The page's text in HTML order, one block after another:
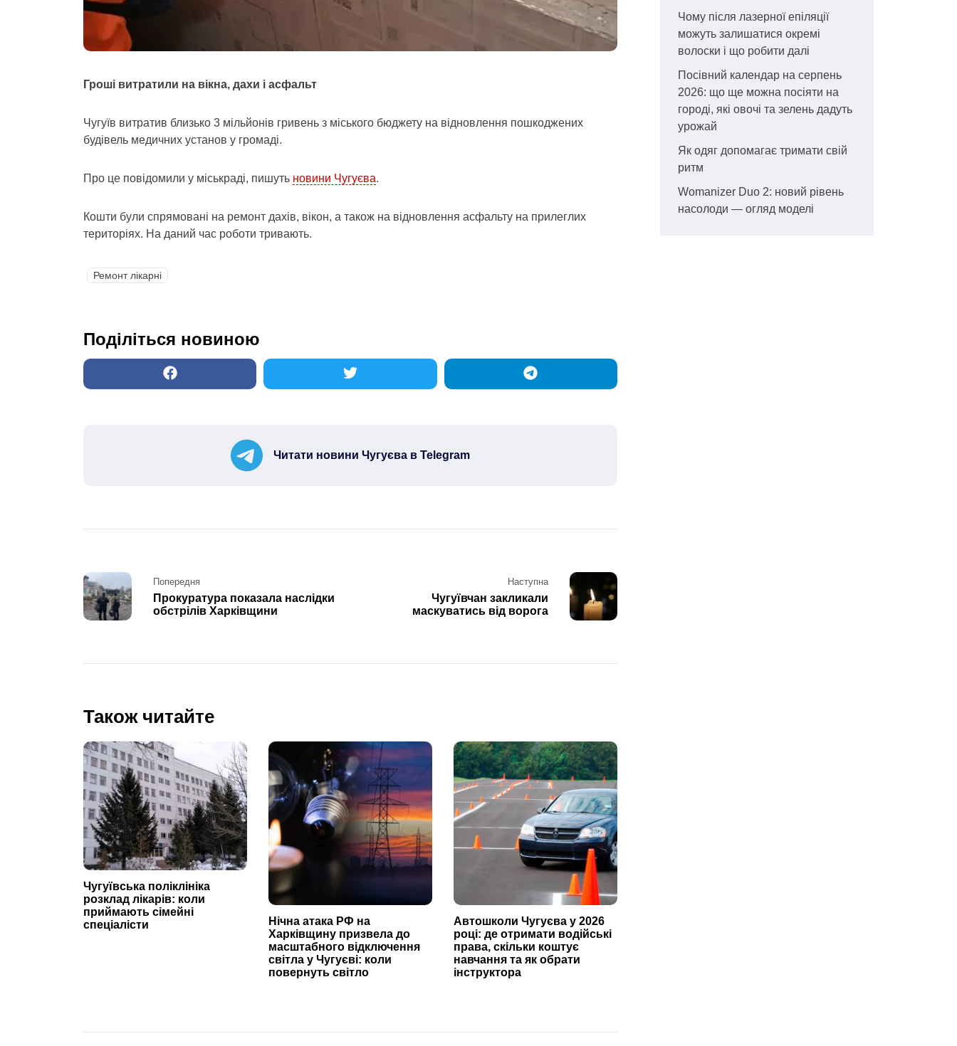
Гроші витратили на вікна, дахи і асфальт
Чугуїв витратив близько 3 мільйонів гривень з міського бюджету на відновлення пошкоджених
будівель медичних установ у громаді.
Про це повідомили у міськраді, пишуть новини Чугуєва.
Кошти були спрямовані на ремонт дахів, вікон, а також на відновлення асфальту на прилеглих
територіях. На даний час роботи тривають.
Ремонт лікарні
Поділіться новиною
Читати новини Чугуєва в Telegram
Post
navigation
Попередня
Прокуратура показала наслідки
обстрілів Харківщини
Наступна
Чугуївчан закликали
маскуватись від ворога
Також читайте
Чугуївська поліклініка
розклад лікарів: коли
приймають сімейні
спеціалісти
Нічна атака РФ на
Харківщину призвела до
масштабного відключення
світла у Чугуєві: коли
повернуть світло
Автошколи Чугуєва у 2026
році: де отримати водійські
права, скільки коштує
навчання та як обрати
інструктора
Чому після лазерної епіляції
можуть залишатися окремі
волоски і що робити далі
Посівний календар на серпень
2026: що ще можна посіяти на
городі, які овочі та зелень дадуть
урожай
Як одяг допомагає тримати свій
ритм
Womanizer Duo 2: новий рівень
насолоди — огляд моделі